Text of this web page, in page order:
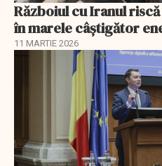
Războiul cu Iranul
în marele câștigător
11 MARTIE 2026